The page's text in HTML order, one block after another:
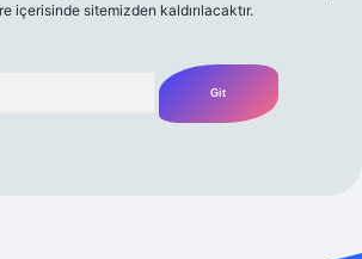
içerisinde sitemizden kaldırılacaktır.